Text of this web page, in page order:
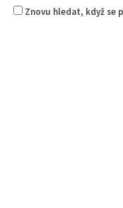
Znovu hledat, když se